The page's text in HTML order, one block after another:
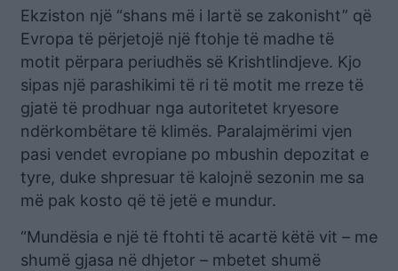
Ekziston një “shans më i lartë se zakonisht” që
Evropa të përjetojë një ftohje të madhe të
motit përpara periudhës së Krishtlindjeve. Kjo
sipas një parashikimi të ri të motit me rreze të
gjatë të prodhuar nga autoritetet kryesore
ndërkombëtare të klimës. Paralajmërimi vjen
pasi vendet evropiane po mbushin depozitat e
tyre, duke shpresuar të kalojnë sezonin me sa
më pak kosto që të jetë e mundur.
“Mundësia e një të ftohti të acartë këtë vit – me
shumë gjasa në dhjetor – mbetet shumë